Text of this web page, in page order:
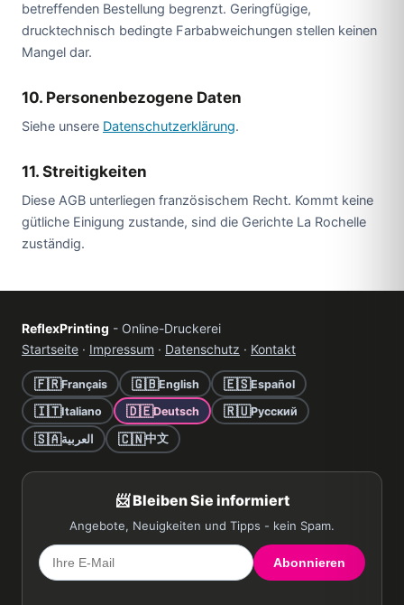
betreffenden Bestellung begrenzt. Geringfügige,
drucktechnisch bedingte Farbabweichungen stellen keinen
Mangel dar.
10. Personenbezogene Daten
Siehe unsere Datenschutzerklärung.
11. Streitigkeiten
Diese AGB unterliegen französischem Recht. Kommt keine
gütliche Einigung zustande, sind die Gerichte La Rochelle
zuständig.
ReflexPrinting - Online-Druckerei
Startseite · Impressum · Datenschutz · Kontakt
🇫🇷Français 🇬🇧English 🇪🇸Español
🇮🇹Italiano 🇩🇪Deutsch 🇷🇺Русский
🇸🇦العربية 🇨🇳中文
📨 Bleiben Sie informiert
Angebote, Neuigkeiten und Tipps - kein Spam.
Abonnieren